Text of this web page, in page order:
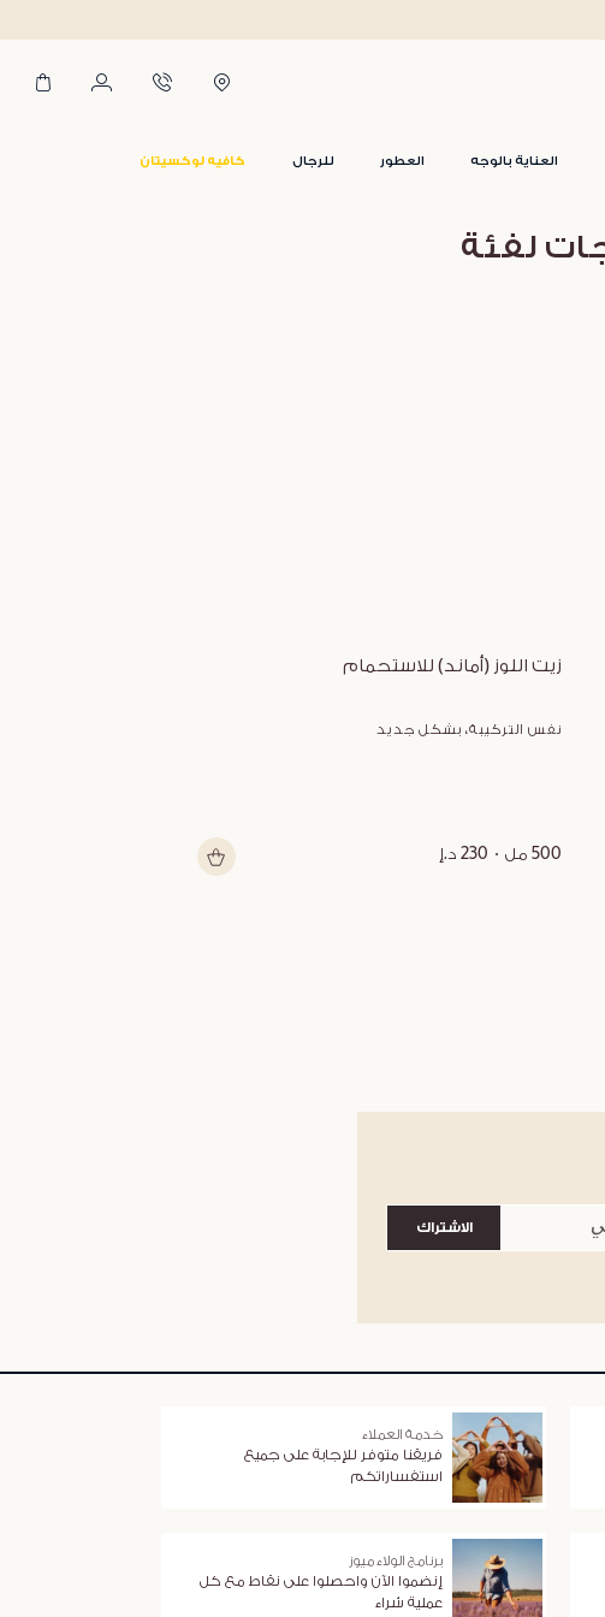
العناية بالوجه العطور للرجال كافيه لوكسيتان
زيت اللوز (أماند) للاستحمام
نفس التركيبة، بشكل جديد
500 مل 230 د.إ
الاشتراك
خدمة العملاء
فريقنا متوفر للإجابة على جميع
استفساراتكم
برنامج الولاء ميوز
إنضموا الآن واحصلوا على نقاط مع كل
عملية شراء